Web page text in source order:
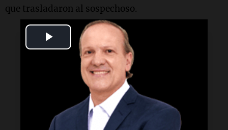
Play
Video
que trasladaron al sospechoso.
Lectura rápida
¿Quién fue detenido?Un hombre de 46
años fue detenido como sospechoso del
crimen del policía federal
Rodolfo Arnaldo
Manfredi.